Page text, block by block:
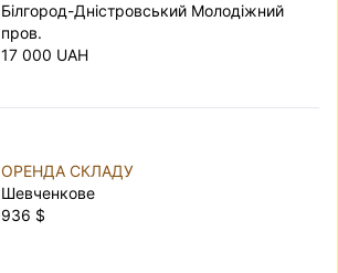
Білгород-Дністровський Молодіжний
пров.
17 000 UAH
ОРЕНДА СКЛАДУ
Шевченкове
936 $